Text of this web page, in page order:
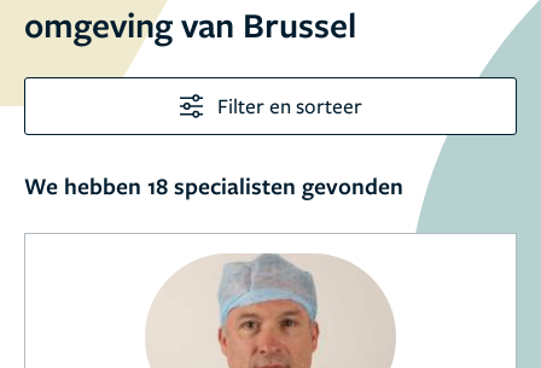
omgeving van Brussel
Filter en sorteer
We hebben 18 specialisten gevonden